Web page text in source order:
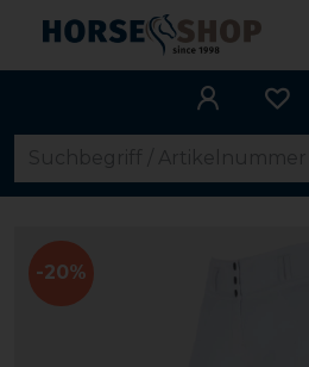
-20%